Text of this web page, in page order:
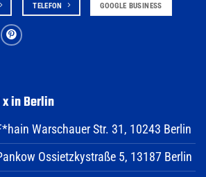
TELEFON GOOGLE BUSINESS
in Berlin
Warschauer Str. 31, 10243 Berlin
Ossietzkystraße 5, 13187 Berlin